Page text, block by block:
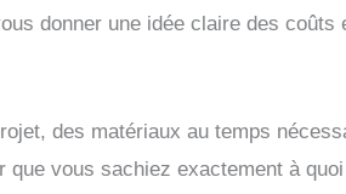
donner une idée claire des
des matériaux au temps
que vous sachiez exactement à